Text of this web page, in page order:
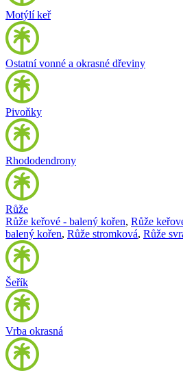
Motýlí keř
Ostatní vonné a okrasné dřeviny
Pivoňky
Rhododendrony
Růže
Růže keřové - balený kořen, Růže
balený kořen, Růže stromková, Růže
Šeřík
Vrba okrasná